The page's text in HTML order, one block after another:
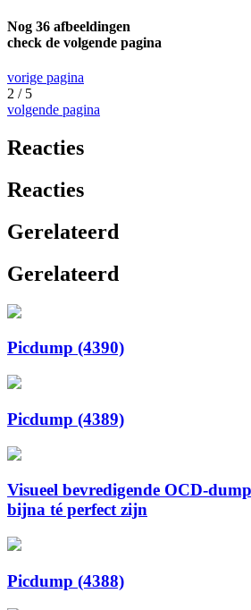
Nog 36 afbeeldingen
check de volgende pagina
vorige pagina
2 / 5
volgende pagina
Reacties
Reacties
Gerelateerd
Gerelateerd
Picdump (4390)
Picdump (4389)
Visueel bevredigende OCD-
bijna té perfect zijn
Picdump (4388)